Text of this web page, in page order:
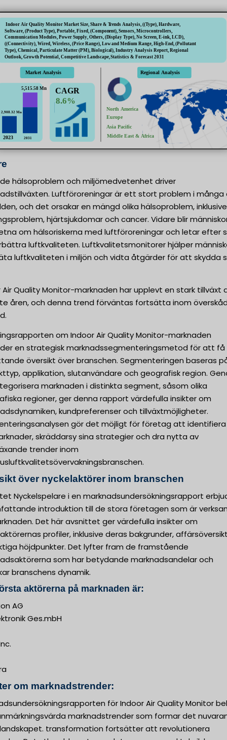
hälsoproblem och miljömedvetenhet driver
Luftföroreningar är ett stort problem i många
och det orsakar en mängd olika hälsoproblem, inklusive
hjärtsjukdomar och cancer. Vidare blir
om hälsoriskerna med luftföroreningar och letar efter
luftkvaliteten. Luftkvalitetsmonitorer hjälper
luftkvaliteten i miljön och vidta åtgärder för att skydda
Air Quality Monitor-marknaden har upplevt en stark tillväxt
åren, och denna trend förväntas fortsätta inom
om Indoor Air Quality Monitor-marknaden
en strategisk marknadssegmenteringsmetod för att få
översikt över branschen. Segmenteringen baseras
applikation, slutanvändare och geografisk region.
marknaden i distinkta segment, såsom olika
regioner, ger denna rapport värdefulla insikter om
kundpreferenser och tillväxtmöjligheter.
gör det möjligt för företag att identifiera
skräddarsy sina strategier och dra nytta av
trender inom
över nyckelaktörer inom branschen
Nyckelspelare i en marknadsundersökningsrapport
introduktion till de stora företagen som är
Det här avsnittet ger värdefulla insikter om
profiler, inklusive deras bakgrunder,
höjdpunkter. Det lyfter fram de framstående
som har betydande marknadsandelar och
branschens dynamik.
aktörerna på marknaden är:
AG
Ges.mbH
om marknadstrender:
för Indoor Air Quality Monitor
marknadstrender som formar det
transformation fortsätter att revolutionera